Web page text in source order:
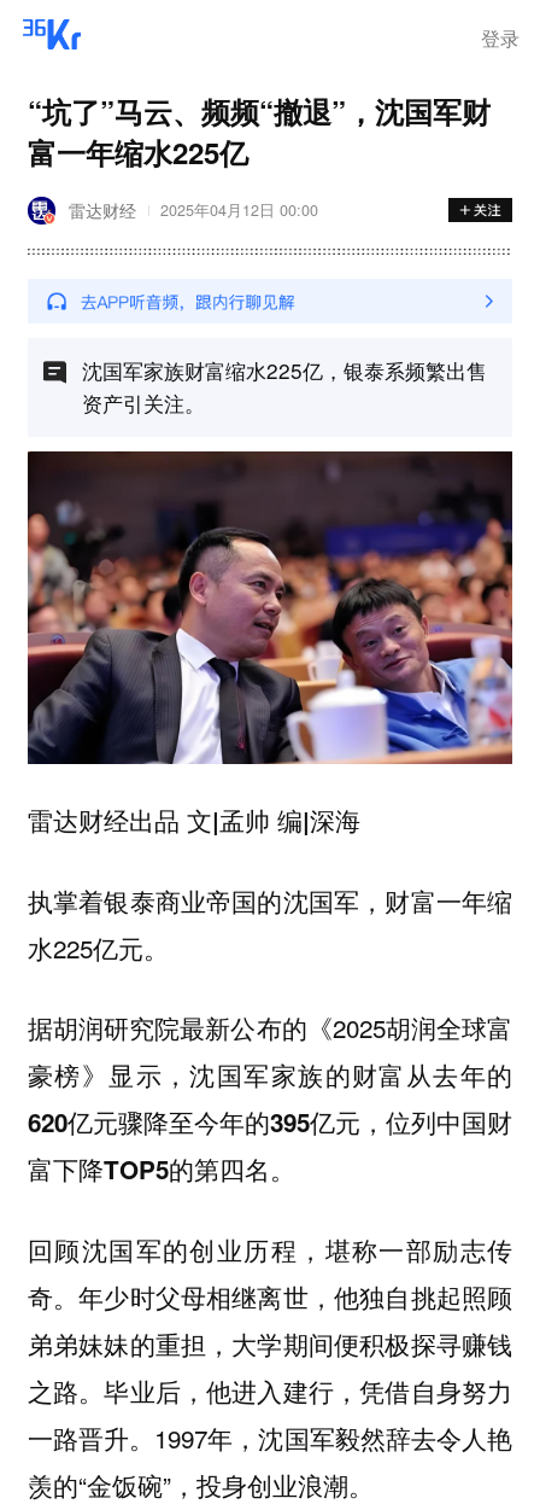
登录
“坑了”马云、频频“撤退”，沈国军财
富一年缩水225亿
雷达财经 2025年04月12日 00:00
沈国军家族财富缩水225亿，银泰系频繁出售
资产引关注。
雷达财经出品 文|孟帅 编|深海
执掌着银泰商业帝国的沈国军，财富一年缩
水225亿元。
据胡润研究院最新公布的《2025胡润全球富
豪榜》显示，沈国军家族的财富从去年的
620亿元骤降至今年的395亿元，位列中国财
富下降TOP5的第四名。
回顾沈国军的创业历程，堪称一部励志传
奇。年少时父母相继离世，他独自挑起照顾
弟弟妹妹的重担，大学期间便积极探寻赚钱
之路。毕业后，他进入建行，凭借自身努力
一路晋升。1997年，沈国军毅然辞去令人艳
羡的“金饭碗”，投身创业浪潮。